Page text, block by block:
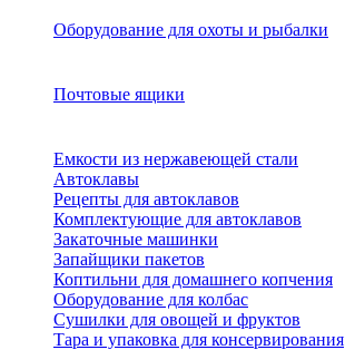
Оборудование для охоты и рыбалки
Почтовые ящики
Емкости из нержавеющей стали
Автоклавы
Рецепты для автоклавов
Комплектующие для автоклавов
Закаточные машинки
Запайщики пакетов
Коптильни для домашнего копчения
Оборудование для колбас
Сушилки для овощей и фруктов
Тара и упаковка для консервирования